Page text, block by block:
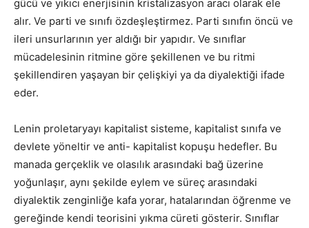
gücü ve yıkıcı enerjisinin kristalizasyon aracı olarak ele
alır. Ve parti ve sınıfı özdeşleştirmez. Parti sınıfın öncü ve
ileri unsurlarının yer aldığı bir yapıdır. Ve sınıflar
mücadelesinin ritmine göre şekillenen ve bu ritmi
şekillendiren yaşayan bir çelişkiyi ya da diyalektiği ifade
eder.
Lenin proletaryayı kapitalist sisteme, kapitalist sınıfa ve
devlete yöneltir ve anti- kapitalist kopuşu hedefler. Bu
manada gerçeklik ve olasılık arasındaki bağ üzerine
yoğunlaşır, aynı şekilde eylem ve süreç arasındaki
diyalektik zenginliğe kafa yorar, hatalarından öğrenme ve
gereğinde kendi teorisini yıkma cüreti gösterir. Sınıflar